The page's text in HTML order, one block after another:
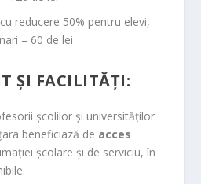
reducere 50% pentru elevi,
– 60 de lei
ȘI FACILITĂȚI:
școlilor și universităților
beneficiază de acces
școlare și de serviciu, în